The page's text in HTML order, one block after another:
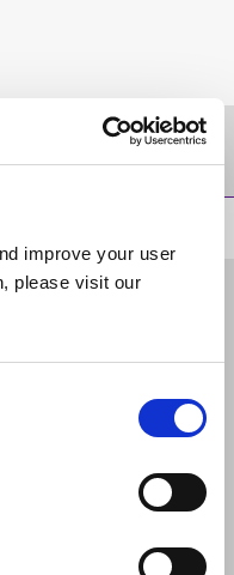
improve your user
please visit our